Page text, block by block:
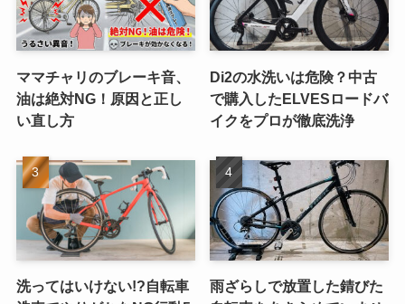
ママチャリのブレーキ音、
油は絶対NG！原因と正し
い直し方
Di2の水洗いは危険？中古
で購入したELVESロードバ
イクをプロが徹底洗浄
洗ってはいけない!?自転車
雨ざらしで放置した錆びた